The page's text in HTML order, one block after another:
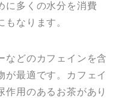
に多くの水分を消費
もなります。
などのカフェインを含
が最適です。カフェイ
作用のあるお茶があり